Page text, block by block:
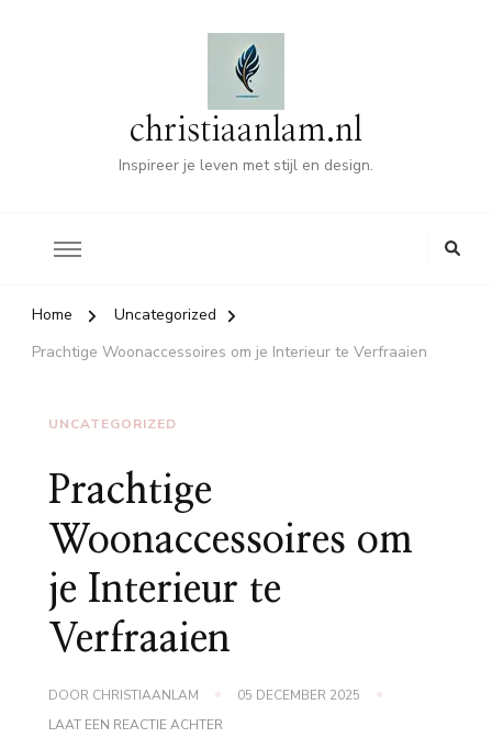
christiaanlam.nl
Inspireer je leven met stijl en design.
Home
Uncategorized
Prachtige Woonaccessoires om je Interieur te Verfraaien
UNCATEGORIZED
Prachtige
Woonaccessoires om
je Interieur te
Verfraaien
DOOR CHRISTIAANLAM
05 DECEMBER 2025
LAAT EEN REACTIE ACHTER